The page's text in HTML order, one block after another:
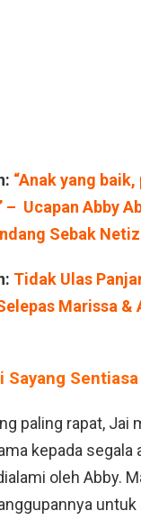
“Anak yang
– Ucapan Abby
Sebak
Tidak Ulas
Marissa &
Sayang
paling rapat, Jai
kepada segala
oleh Abby.